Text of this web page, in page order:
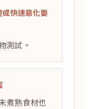
快速惡化要
測試。
煮熟食材也